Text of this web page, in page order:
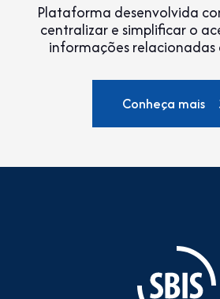
Plataforma desenvolvida
centralizar e simplificar o
informações relacionadas
Conheça mais